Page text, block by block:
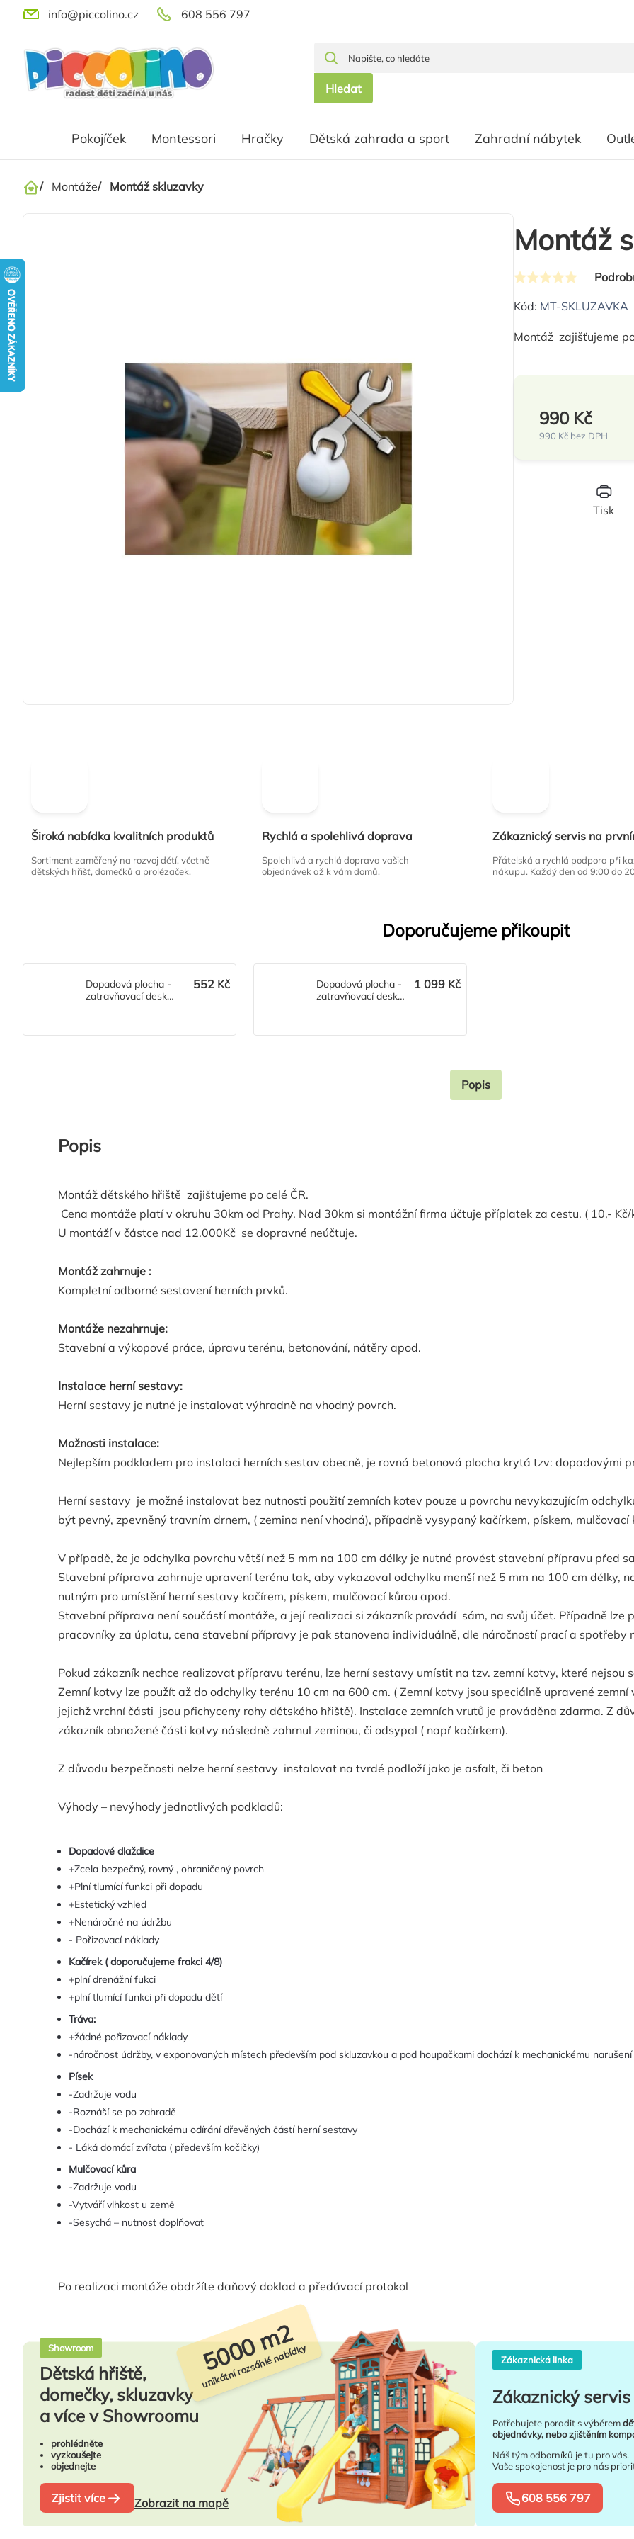
Přejít
obsah
608 556 797
info@piccolino.cz
Hledat
Pokojíček Montessori Hračky Dětská zahrada a sport Zahradní nábytek
Domů
/ Montáže/ Montáž skluzavky
Montáž
Průměrné
hodnocení
je
hvězdiček.
Kód: MT-SKLUZAVKA
Montáž zajišťujeme
Tisk
990 Kč
990 Kč bez DPH
Široká nabídka kvalitních produktů
Sortiment zaměřený na rozvoj dětí, včetně
dětských hřišť, domečků a prolézaček.
Rychlá a spolehlivá doprava
Spolehlivá a rychlá doprava vašich
objednávek až k vám domů.
Zákaznický servis na
Přátelská a rychlá podpora při
nákupu. Každý den od 9:00 do
Doporučujeme přikoupit
Dopadová plocha -
zatravňovací deska
552 Kč
Dopadová plocha -
zatravňovací deska
1 099 Kč
Popis
Popis
Montáž dětského hřiště zajišťujeme po celé ČR.
Cena montáže platí v okruhu 30km od Prahy. Nad 30km si montážní firma účtuje příplatek za cestu. ( 10,- Kč/
U montáží v částce nad 12.000Kč se dopravné neúčtuje.
Montáž zahrnuje :
Kompletní odborné sestavení herních prvků.
Montáže nezahrnuje:
Stavební a výkopové práce, úpravu terénu, betonování, nátěry apod.
Instalace herní sestavy:
Herní sestavy je nutné je instalovat výhradně na vhodný povrch.
Možnosti instalace:
Nejlepším podkladem pro instalaci herních sestav obecně, je rovná betonová plocha krytá tzv: dopadovými
Herní sestavy je možné instalovat bez nutnosti použití zemních kotev pouze u povrchu nevykazujícím
být pevný, zpevněný travním drnem, ( zemina není vhodná), případně vysypaný kačírkem, pískem, mulčovací
V případě, že je odchylka povrchu větší než 5 mm na 100 cm délky je nutné provést stavební přípravu před
Stavební příprava zahrnuje upravení terénu tak, aby vykazoval odchylku menší než 5 mm na 100 cm délky,
nutným pro umístění herní sestavy kačírem, pískem, mulčovací kůrou apod.
Stavební příprava není součástí montáže, a její realizaci si zákazník provádí sám, na svůj účet. Případně
pracovníky za úplatu, cena stavební přípravy je pak stanovena individuálně, dle náročností prací a spotřeby
Pokud zákazník nechce realizovat přípravu terénu, lze herní sestavy umístit na tzv. zemní kotvy, které
Zemní kotvy lze použít až do odchylky terénu 10 cm na 600 cm. ( Zemní kotvy jsou speciálně upravené
jejichž vrchní části jsou přichyceny rohy dětského hřiště). Instalace zemních vrutů je prováděna zdarma. Z
zákazník obnažené části kotvy následně zahrnul zeminou, či odsypal ( např kačírkem).
Z důvodu bezpečnosti nelze herní sestavy instalovat na tvrdé podloží jako je asfalt, či beton
Výhody – nevýhody jednotlivých podkladů:
Dopadové dlaždice
+Zcela bezpečný, rovný , ohraničený povrch
+Plní tlumící funkci při dopadu
+Estetický vzhled
+Nenáročné na údržbu
- Pořizovací náklady
Kačírek ( doporučujeme frakci 4/8)
+plní drenážní fukci
+plní tlumící funkci při dopadu dětí
Tráva:
+žádné pořizovací náklady
-náročnost údržby, v exponovaných místech především pod skluzavkou a pod houpačkami dochází k mechanickému
Písek
-Zadržuje vodu
-Roznáší se po zahradě
-Dochází k mechanickému odírání dřevěných částí herní sestavy
- Láká domácí zvířata ( především kočičky)
Mulčovací kůra
-Zadržuje vodu
-Vytváří vlhkost u země
-Sesychá – nutnost doplňovat
Po realizaci montáže obdržíte daňový doklad a předávací protokol
Showroom
Dětská hřiště,
domečky, skluzavky
a více v Showroomu
prohlédněte
vyzkoušejte
objednejte
Zjistit více Zobrazit na mapě
5000 m2
unikátní rozsáhlé nabídky Zákaznická linka
Zákaznický
Potřebujete poradit s výběrem
objednávky, nebo zjištěním
Náš tým odborníků je tu pro vás.
Vaše spokojenost je pro nás
608 556 797